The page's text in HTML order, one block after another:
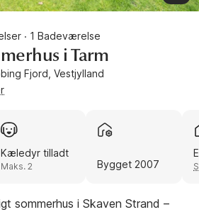
· 1 Badeværelse
i Tarm
Fjord, Vestjylland
Kæledyr tilladt
Maks. 2 Bygget 2007
sommerhus i Skaven Strand –